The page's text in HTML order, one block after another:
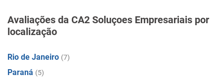
Avaliações da CA2 Soluçoes Empresariais por
localização
Rio de Janeiro (7)
Paraná (5)